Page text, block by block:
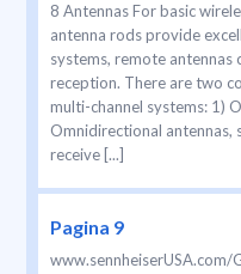
8 Antennas For basic
antenna rods provide
systems, remote antennas
reception. There are two
multi-channel systems: 1)
Omnidirectional antennas,
receive [...]
Pagina 9